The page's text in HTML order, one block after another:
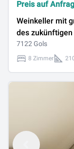
Preis auf
Weinkeller mit
des
7122 Gols
8 Zimmer